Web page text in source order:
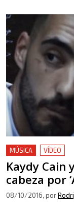
MÚSICA VÍDEO
Kaydy Cain
cabeza por
08/10/2016, por